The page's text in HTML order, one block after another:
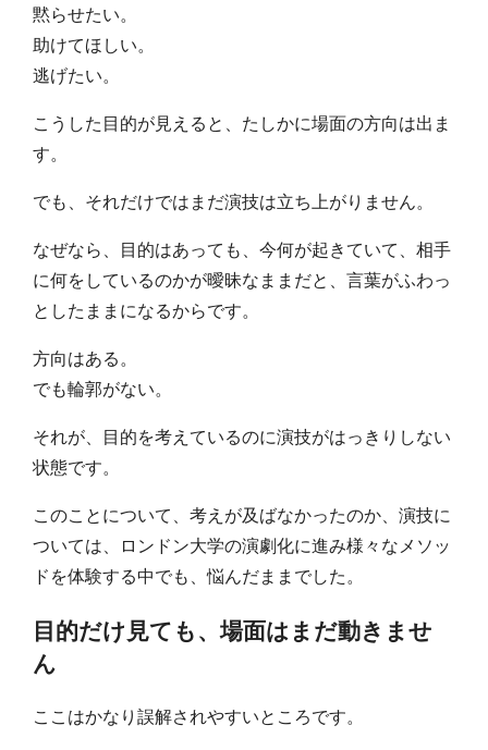
黙らせたい。
助けてほしい。
逃げたい。
こうした目的が見えると、たしかに場面の方向は出ま
す。
でも、それだけではまだ演技は立ち上がりません。
なぜなら、目的はあっても、今何が起きていて、相手
に何をしているのかが曖昧なままだと、言葉がふわっ
としたままになるからです。
方向はある。
でも輪郭がない。
それが、目的を考えているのに演技がはっきりしない
状態です。
このことについて、考えが及ばなかったのか、演技に
ついては、ロンドン大学の演劇化に進み様々なメソッ
ドを体験する中でも、悩んだままでした。
目的だけ見ても、場面はまだ動きませ
ん
ここはかなり誤解されやすいところです。